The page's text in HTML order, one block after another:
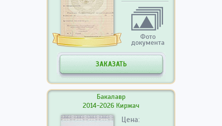
Фото
документа
ЗАКАЗАТЬ
Бакалавр
2014-2026 Киржач
Цена: